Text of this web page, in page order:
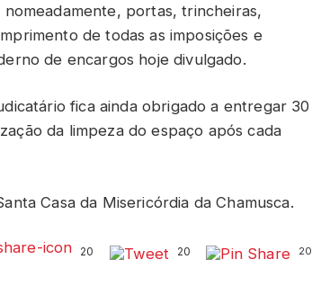
portas, trincheiras,
de todas as imposições e
de encargos hoje divulgado.
fica ainda obrigado a entregar 30
da limpeza do espaço após cada
Casa da Misericórdia da Chamusca.
20 20 20